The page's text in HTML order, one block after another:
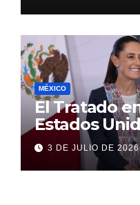
MÉXICO
El Tratado
Estados
MEC) se
2036:
Sheinbaum
3 DE JULIO DE 2026